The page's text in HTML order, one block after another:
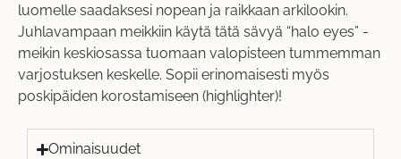
luomelle saadaksesi nopean ja raikkaan arkilookin.
Juhlavampaan meikkiin käytä tätä sävyä “halo eyes” -
meikin keskiosassa tuomaan valopisteen tummemman
varjostuksen keskelle. Sopii erinomaisesti myös
poskipäiden korostamiseen (highlighter)!
Ominaisuudet